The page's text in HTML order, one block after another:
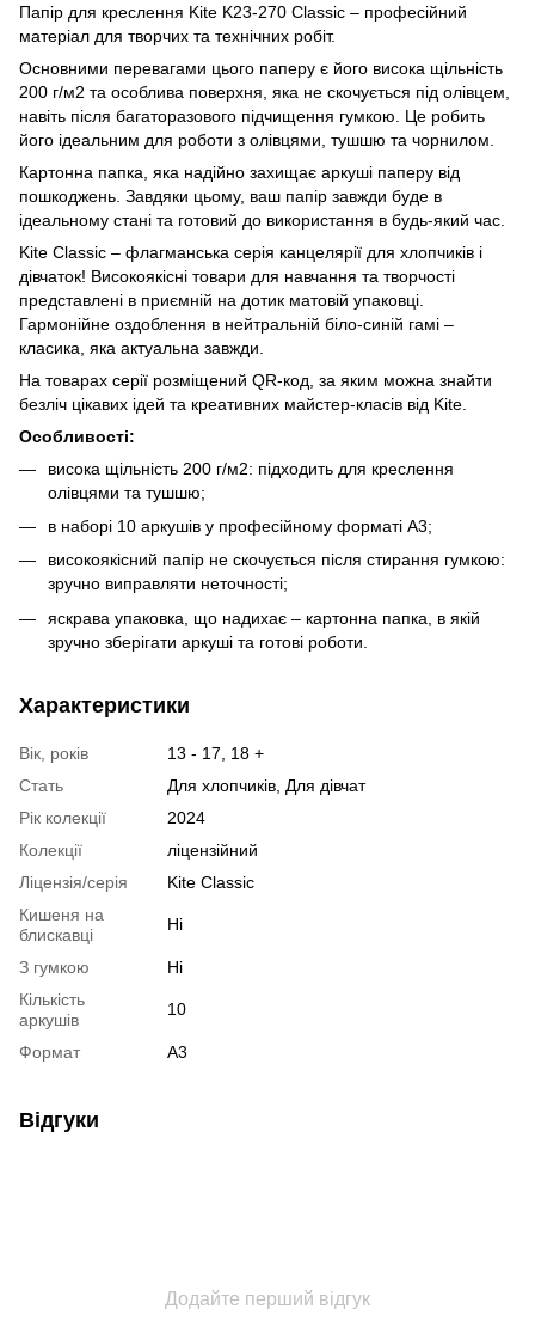
Папір для креслення Kite K23-270 Classic – професійний
матеріал для творчих та технічних робіт.
Основними перевагами цього паперу є його висока щільність
200 г/м2 та особлива поверхня, яка не скочується під олівцем,
навіть після багаторазового підчищення гумкою. Це робить
його ідеальним для роботи з олівцями, тушшю та чорнилом.
Картонна папка, яка надійно захищає аркуші паперу від
пошкоджень. Завдяки цьому, ваш папір завжди буде в
ідеальному стані та готовий до використання в будь-який час.
Kite Classic – флагманська серія канцелярії для хлопчиків і
дівчаток! Високоякісні товари для навчання та творчості
представлені в приємній на дотик матовій упаковці.
Гармонійне оздоблення в нейтральній біло-синій гамі –
класика, яка актуальна завжди.
На товарах серії розміщений QR-код, за яким можна знайти
безліч цікавих ідей та креативних майстер-класів від Kite.
Особливості:
висока щільність 200 г/м2: підходить для креслення
олівцями та тушшю;
в наборі 10 аркушів у професійному форматі А3;
високоякісний папір не скочується після стирання гумкою:
зручно виправляти неточності;
яскрава упаковка, що надихає – картонна папка, в якій
зручно зберігати аркуші та готові роботи.
Характеристики
Вік, років
13 - 17, 18 +
Стать
Для хлопчиків, Для дівчат
Рік колекції
2024
Колекції
ліцензійний
Ліцензія/серія
Kite Classic
Кишеня на
блискавці
Ні
З гумкою
Ні
Кількість
аркушів
10
Формат A3
Відгуки
Додайте перший відгук